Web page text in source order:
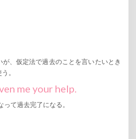
、仮定法で過去のことを言いたいとき
。
me your help.
て過去完了になる。